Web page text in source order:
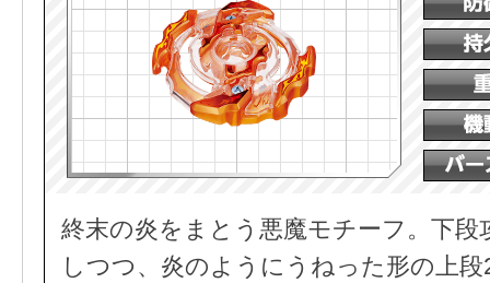
終末の炎をまとう悪魔モチーフ。下
しつつ、炎のようにうねった形の上